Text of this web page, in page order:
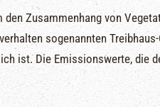
Zusammenhang von
sogenannten
ist. Die Emissionswerte, die